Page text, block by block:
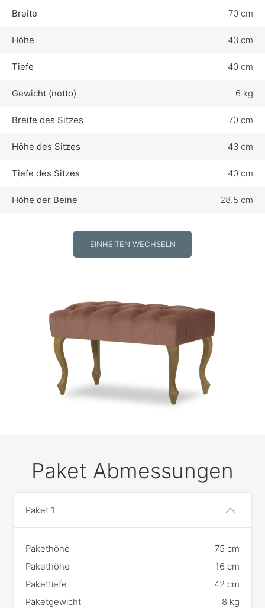
Breite 70 cm
Höhe 43 cm
Tiefe 40 cm
Gewicht (netto) 6 kg
Breite des Sitzes 70 cm
Höhe des Sitzes 43 cm
Tiefe des Sitzes 40 cm
Höhe der Beine 28.5 cm
EINHEITEN WECHSELN
Paket Abmessungen
Paket 1
Pakethöhe
75 cm
Pakethöhe
16 cm
Pakettiefe
42 cm
Paketgewicht
8 kg